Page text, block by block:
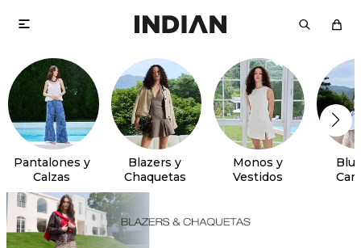

Pantalones y
Calzas
Blazers y
Chaquetas
Monos y
Vestidos